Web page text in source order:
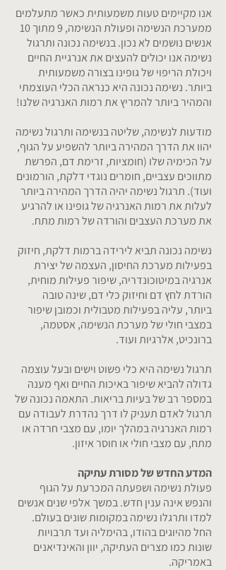
אנו מקיימים טעות משמעותית כאשר מתעלמים
ממערכת הנשימה ופעולת הנשימה, 9 מתוך 10
אנשים נושמים לא נכון. בנשימה נכונה ותרגול
נשימה אנו יכולים להעצים את אנרגיית החיים
ויכולת הריפוי של גופינו בצורה משמעותית
ביותר. נשימה נכונה היא כנראה הכלי העוצמתי
והמהיר ביותר להמריץ את רמות האנרגיה שלנו!
מודעות לנשימה, שליטה בנשימה ותרגול נשימה
יהוו את הדרך המהירה ביותר להשפיע על הגוף,
על הכימיה שלו (חומציות, זרימת דם, הפרשת
מתווכים עצביים, חומרים נוגדי דלקת, הורמונים
ועוד). תרגול נשימה יהיה הדרך המהירה ביותר
לעלות את רמות האנרגיה של גופינו או להרגיע
את מערכת העצבים והורדה של רמות מתח.
נשימה נכונה תביא לירידה ברמות דלקת, חיזוק
בפעילות מערכת החיסון, העצמה של יצירת
אנרגיה במיטוכונדריה, שיפור פעילות מוחית,
הורדת לחץ דם וחיזוק כלי דם, שינה טובה
ביותר, עליה בפעילות מטבולית וכמובן שיפור
במצבי חולי של מערכת הנשימה, אסטמה,
ברונכיט, אלרגיות ועוד.
תרגול נשימה היא כלי פשוט וישים ובעל עוצמה
גדולה להביא שיפור באיכות החיים ואף מענה
במספר רב של בעיות בריאות. התאמה נכונה של
תרגול לאדם תעניק לו דרך נהדרת לעבודה עם
רמות האנרגיה במהלך יומו, עם מצבי חרדה או
מתח, עם מצבי חולי או חוסר איזון.
המדע החדש של מסורת עתיקה
פעולת נשימה ושפעתה המכרעת על הגוף
והנפש אינה ענין חדש. במשך אלפי שנים אנשים
למדו ותרגלו נשימה במקומות שונים בעולם.
החל מהיוגים בהודו, בהימליה ועד תרבויות
שונות כמו מצרים העתיקה, יוון והאינדיאנים
באמריקה.